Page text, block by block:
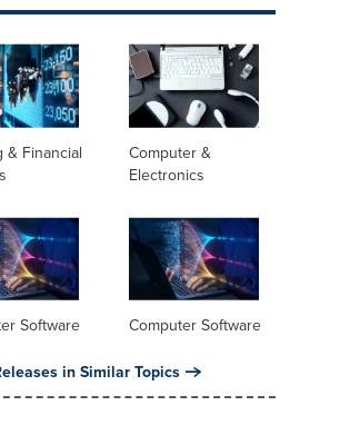
& Financial
Computer &
Electronics
Software Computer Software
in Similar Topics